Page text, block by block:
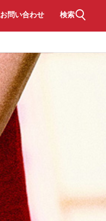
お問い合わせ 検索